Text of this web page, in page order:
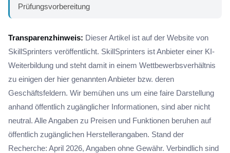
Prüfungsvorbereitung
Transparenzhinweis: Dieser Artikel ist auf der Website von
SkillSprinters veröffentlicht. SkillSprinters ist Anbieter einer KI-
Weiterbildung und steht damit in einem Wettbewerbsverhältnis
zu einigen der hier genannten Anbieter bzw. deren
Geschäftsfeldern. Wir bemühen uns um eine faire Darstellung
anhand öffentlich zugänglicher Informationen, sind aber nicht
neutral. Alle Angaben zu Preisen und Funktionen beruhen auf
öffentlich zugänglichen Herstellerangaben. Stand der
Recherche: April 2026, Angaben ohne Gewähr. Verbindlich sind